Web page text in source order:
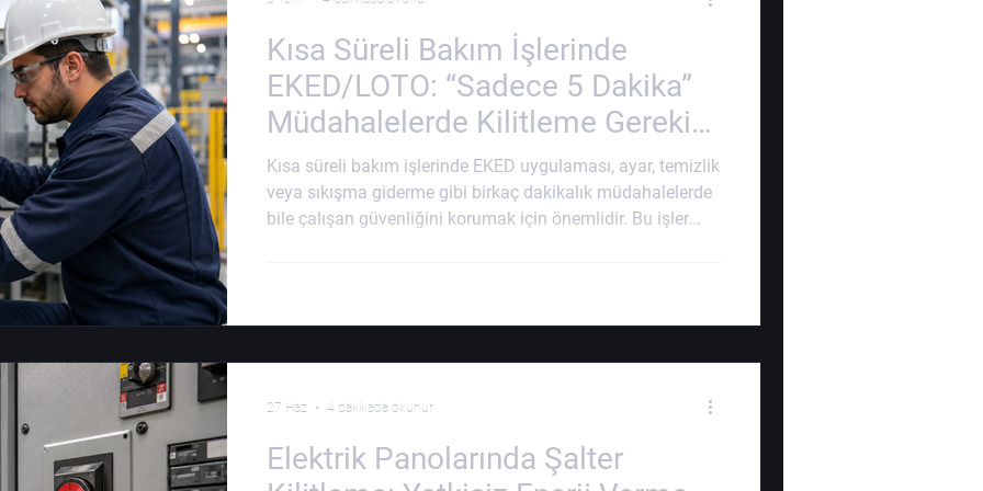
Kısa Süreli Bakım İşlerinde
EKED/LOTO: “Sadece 5 Dakika”
Müdahalelerde Kilitleme Gerekir
mi?
Kısa süreli bakım işlerinde EKED uygulaması, ayar, temizlik
veya sıkışma giderme gibi birkaç dakikalık müdahalelerde
bile çalışan güvenliğini korumak için önemlidir. Bu işler
küçük müdahaleler ciddi iş kazalarına yol açabilir. “Sadece
Elektrik Panolarında Şalter
27 Haz 4 dakikada okunur